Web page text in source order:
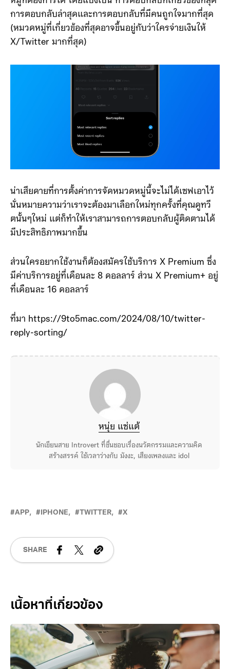
การตอบกลับล่าสุดและการตอบกลับที่มีคนถูกใจมากที่สุด
(หมวดหมู่ที่เกี่ยวข้องที่สุดอาจขึ้นอยู่กับว่าใครจ่ายเงินให้
X/Twitter มากที่สุด)
น่าเสียดายที่การตั้งค่าการจัดหมวดหมู่นี้จะไม่ได้เซฟเอาไว้
นั่นหมายความว่าเราจะต้องมาเลือกใหม่ทุกครั้งที่คุณดูทวี
ตนั้นๆใหม่ แต่ก็ทำให้เราสามารถการตอบกลับผู้ติดตามได้
มีประสิทธิภาพมากขึ้น
ส่วนใครอยากใช้งานก็ต้องสมัครใช้บริการ X Premium ซึ่ง
มีค่าบริการอยู่ที่เดือนละ 8 ดอลลาร์ ส่วน X Premium+ อยู่
ที่เดือนละ 16 ดอลลาร์
ที่มา https://9to5mac.com/2024/08/10/twitter-
reply-sorting/
หนุ่ย แซ่แต้
นักเขียนสาย Introvert ที่ชื่นชอบเรื่องนวัตกรรมและความคิด
สร้างสรรค์ ใช้เวลาว่างกับ มังงะ, เสียงเพลงและ idol
APP IPHONE TWITTER X
SHARE
Related Posts